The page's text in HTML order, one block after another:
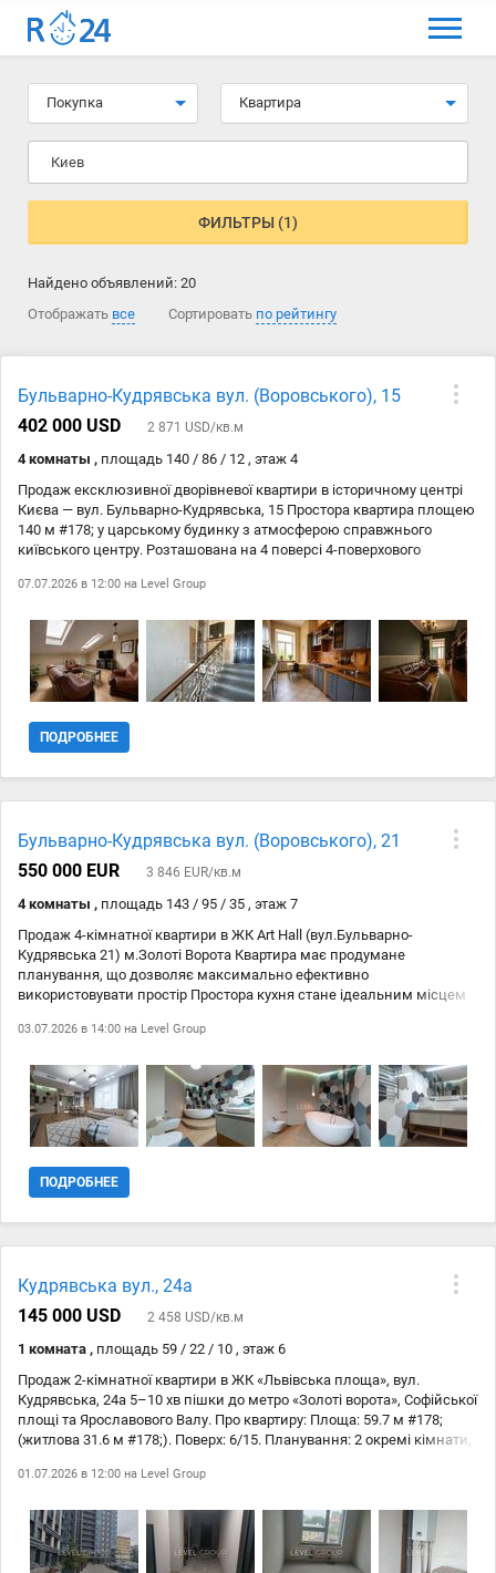
МЕНЮ
Выбрать язык
Избранные объявления
Комментарии к объявления
Как добавить объявление
Покупка Квартира
Киев
ФИЛЬТРЫ (1)
Найдено объявлений: 20
Отображать все Сортировать по рейтингу
Бульварно-Кудрявська вул. (Воровського), 15
402 000 USD
2 871 USD/кв.м
4 комнаты , площадь 140 / 86 / 12 , этаж 4
Продаж ексклюзивної дворівневої квартири в історичному центрі
Києва — вул. Бульварно-Кудрявська, 15 Простора квартира площею
140 м #178; у царському будинку з атмосферою справжнього
київського центру. Розташована на 4 поверсі 4-поверхового
два санвузли, лоджія. Квартира з якісним ремонтом та особливим
стелі та великі вікна створюють відчуття простору й затишку.
Ідеально підійде для сімї, творчих людей або поціновувачів
історичної нерухомості в центрі столиці. Будинок знаходиться у
тихому зеленому дворі із автоматичною брамою та місцями для
спокійна та затишна локація. Поруч: • Львівська площа • Золоті
Ворота • Ярославів Вал • вул. Січових Стрільців • Пейзажна алея •
будь-якої частини міста. Окремий бонус — можливість приєднати
ще понад 100 м #178; корисного простору до квартири. Ідеальний
варіант для тих, хто шукає статусну нерухомість у центрі Києва з
07.07.2026 в 12:00 на Level Group
ПОДРОБНЕЕ
Бульварно-Кудрявська вул. (Воровського), 21
550 000 EUR
3 846 EUR/кв.м
4 комнаты , площадь 143 / 95 / 35 , этаж 7
Продаж 4-кімнатної квартири в ЖК Art Hall (вул.Бульварно-
Кудрявська 21) м.Золоті Ворота Квартира має продумане
планування, що дозволяє максимально ефективно
використовувати простір Простора кухня стане ідеальним місцем
відпочинку та прийому гостей. Встановлена система
двір, що гарантує вам спокій та затишок. У будинку є всі необхідні
зручності: ліфт, охорона, паркінг. Інфраструктура району розвинута:
поруч супермаркети, школи, дитячі садки та зупинки громадського
транспорту.
03.07.2026 в 14:00 на Level Group
ПОДРОБНЕЕ
Кудрявська вул., 24а
145 000 USD
2 458 USD/кв.м
1 комната , площадь 59 / 22 / 10 , этаж 6
Продаж 2-кімнатної квартири в ЖК «Львівська площа», вул.
Кудрявська, 24а 5–10 хв пішки до метро «Золоті ворота», Софійської
площі та Ярославового Валу. Про квартиру: Площа: 59.7 м #178;
(житлова 31.6 м #178;). Поверх: 6/15. Планування: 2 окремі кімнати,
індивідуальний електрокотел (опалення та гаряча вода). Будинок
01.07.2026 в 12:00 на Level Group